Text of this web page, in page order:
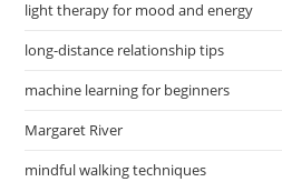
light therapy for mood and energy
long-distance relationship tips
machine learning for beginners
Margaret River
mindful walking techniques